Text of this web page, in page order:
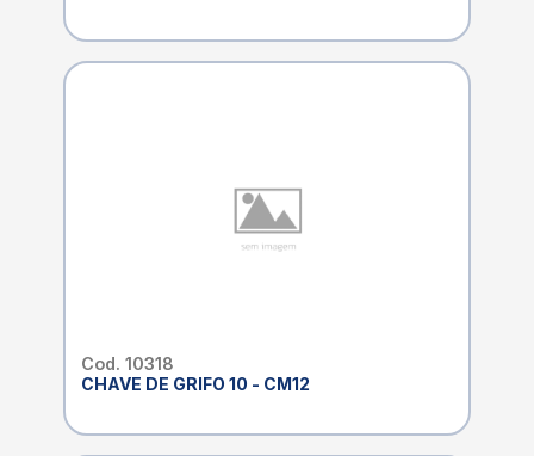
Cod. 10318
CHAVE DE GRIFO 10 - CM12